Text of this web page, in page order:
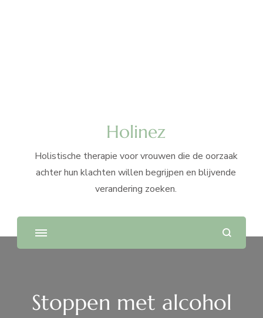
Holinez
Holistische therapie voor vrouwen die de oorzaak
achter hun klachten willen begrijpen en blijvende
verandering zoeken.
Stoppen met alcohol